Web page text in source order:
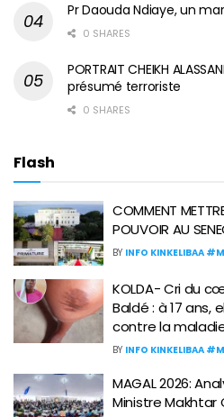
Pr Daouda Ndiaye, un
0 SHARES
PORTRAIT CHEIKH
présumé terroriste
0 SHARES
Flash
COMMENT
POUVOIR AU
BY INFO KINKELIBAA
KOLDA- Cri du
Baldé : à 17 ans,
contre la
BY INFO KINKELIBAA
MAGAL 2026:
Ministre Makhtar